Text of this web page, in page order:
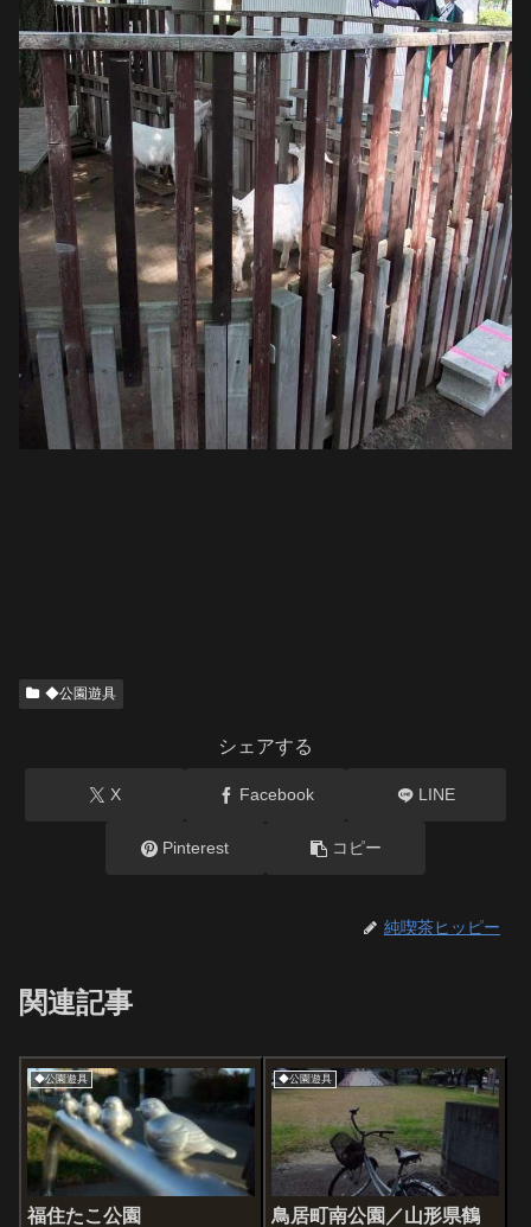
◆公園遊具
シェアする
X Facebook LINE
Pinterest コピー
純喫茶ヒッピー
関連記事
◆公園遊具
福住たこ公園
◆公園遊具
鳥居町南公園／山形県鶴